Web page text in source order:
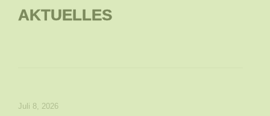
AKTUELLES
Juli 8, 2026